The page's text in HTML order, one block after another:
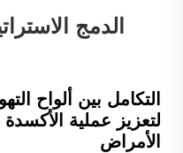
الدمج
التكامل بين ألواح
لتعزيز عملية
الأمراض